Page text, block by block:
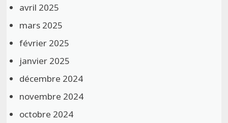
avril 2025
mars 2025
février 2025
janvier 2025
décembre 2024
novembre 2024
octobre 2024